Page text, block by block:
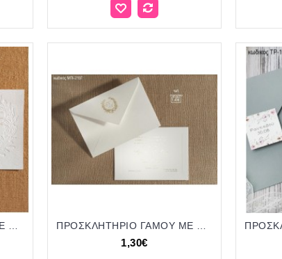
ΠΡΟΣΚΛΗΤΗΡΙΟ ΓΑΜΟΥ ME ΣΤΕΦΑΝΙ ΚΑΙ ΑΡΧΙΚΑ ΣΕ ΦΑΚΕΛΟ ΜΕΤΑΛΛΙΖΕ ΜΠΙ-2426 1.40€!!! ΠΡΟΣΚΛΗΤΗΡΙΟ ΓΑΜΟΥ ME ΣΤΕΦΑΝΙ ΣΕ ΦΑΚΕΛΟ ΥΦΑΣΜΑ ΜΕΤΑΛΛΙΖΕ ΜΠΙ-2197 1.40€!!!
1,30€